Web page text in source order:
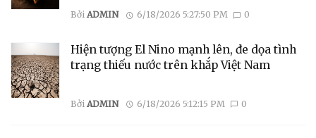
Bởi ADMIN 6/18/2026 5:27:50 PM 0
Hiện tượng El Nino mạnh lên, đe dọa tình
trạng thiếu nước trên khắp Việt Nam
Bởi ADMIN 6/18/2026 5:12:15 PM 0